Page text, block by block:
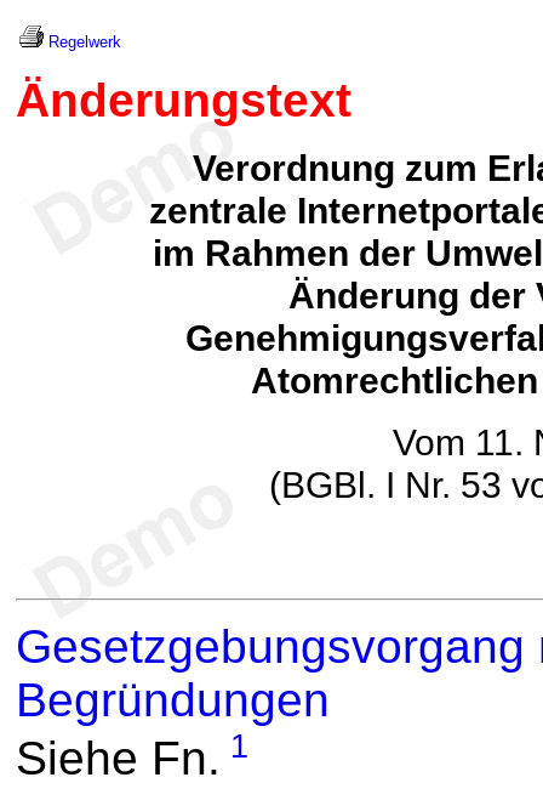
Regelwerk
Änderungstext
Verordnung zum
zentrale
im Rahmen der
Änderung der
Vom 11.
(BGBl. I Nr. 53
Begründungen
Siehe Fn. 1